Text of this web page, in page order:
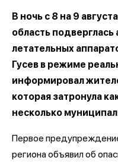
В ночь с 8 на 9
область
летательных
Гусев в режиме
информировал
которая затронула
несколько
Первое предупреждение
региона объявил об